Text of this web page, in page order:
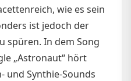
wie es sein
ist jedoch der
spüren. In dem Song
„Astronaut“ hört
und Synthie-Sounds